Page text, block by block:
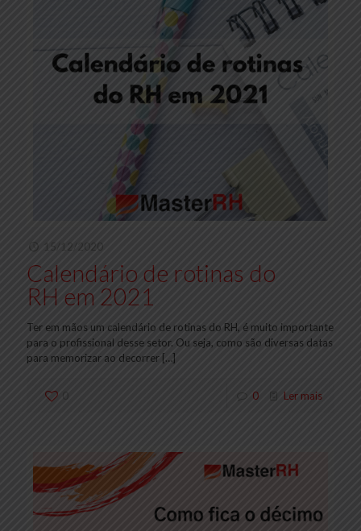
15/12/2020
Calendário de rotinas do
RH em 2021
Ter em mãos um calendário de rotinas do RH, é muito importante
para o profissional desse setor. Ou seja, como são diversas datas
para memorizar ao decorrer […]
0 0 Ler mais